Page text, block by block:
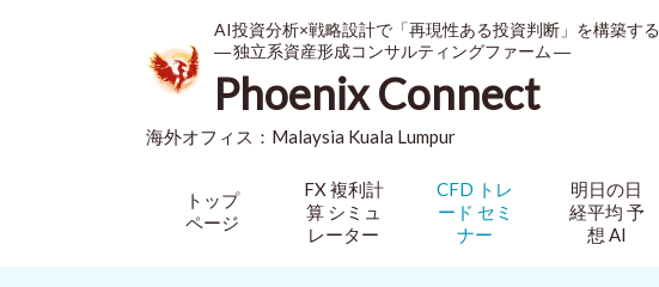
AI投資分析×戦略設計で「再現性ある投資判断」を構築する
― 独立系資産形成コンサルティングファーム ―
Phoenix Connect
海外オフィス： Malaysia Kuala Lumpur
トップ
ページ
FX 複利計
算 シミュ
レーター
CFD トレ
ード セミ
ナー
明日の日
経平均 予
想 AI